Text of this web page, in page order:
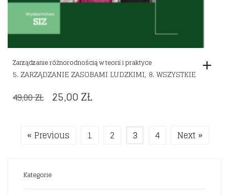
Zarządzanie różnorodnością w teorii i praktyce
5. ZARZĄDZANIE ZASOBAMI LUDZKIMI, 8. WSZYSTKIE
49,00ZŁ ORIGINAL
49,00 ZŁ.
25,00ZŁCURRENT
25,00 ZŁ.
« Previous 1 2 3 4 Next »
Kategorie